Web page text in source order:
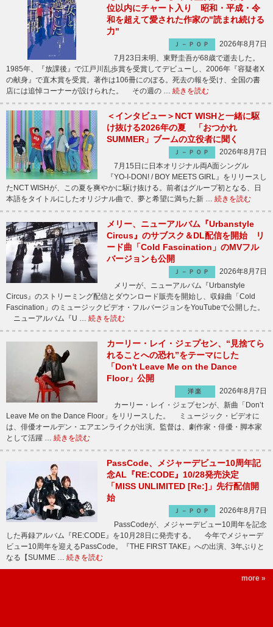
位以内にチャート入り 昭和・平成・令
和を超えて愛された作家の"読まれ続ける
力"
Ｊ－ＰＯＰ
2026年8月7日
7月23日未明、東野圭吾が68歳で逝去した。
1985年、『放課後』で江戸川乱歩賞を受賞してデビューし、2006年『容疑者X
の献身』で直木賞を受賞。著作は106冊にのぼる。死去の報を受け、全国の書
店には追悼コーナーが設けられた。 その週の … 続きを読む
＜インタビュー＞NCT WISHと一緒に駆
け抜ける2026年の夏 「おつかれ
SUMMER」ブームの立役者に聞く
Ｊ－ＰＯＰ
2026年8月7日
7月15日に日本オリジナル両A面シングル
『YO-I-DON! / BOY MEETS GIRL』をリリースし
たNCT WISHが、この夏を爽やかに駆け抜ける。前者はグループ初となる、日
本語をタイトルにしたオリジナル曲で、夢と希望に満ちた新 … 続きを読む
メリー、ニューアルバム『Urbanstyle
Circus』のサブスク＆DL配信を開始 リ
ード曲「Cold Fascination」のMVフル
バージョンも公開
Ｊ－ＰＯＰ
2026年8月7日
メリーが、ニューアルバム『Urbanstyle
Circus』のストリーミング配信とダウンロード販売を開始し、収録曲「Cold
Fascination」のミュージックビデオ・フルバージョンをYouTubeで公開した。
ニューアルバム『U … 続きを読む
カーリー・レイ・ジェプセン、“見捨てら
れることへの恐れ”をテーマにした
「Don't Leave Me on the Dance
Floor」公開
洋楽
2026年8月7日
カーリー・レイ・ジェプセンが、新曲「Don’t
Leave Me on the Dance Floor」をリリースした。 ミュージック・ビデオに
は、俳優オールデン・エアエンライクが出演。監督は、劇作家・俳優・脚本家
として活躍 … 続きを読む
PassCode、メジャーデビュー10周年記
念AL『RE:CODE』10/28発売決定
「MISS UNLIMITED [Re:]」先行配信開
始
Ｊ－ＰＯＰ
2026年8月7日
PassCodeが、メジャーデビュー10周年を記念
した再録アルバム『RE:CODE』を10月28日に発売する。 今年でメジャーデ
ビュー10周年を迎えるPassCode。『THE FIRST TAKE』への出演、3年ぶりと
なる【SUMME … 続きを読む
more »